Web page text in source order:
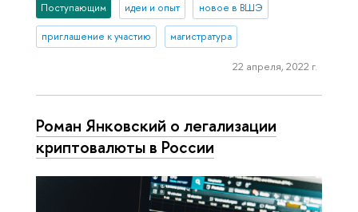
Поступающим идеи и опыт новое в ВШЭ
приглашение к участию магистратура
22 апреля, 2022 г.
Роман Янковский о легализации
криптовалюты в России